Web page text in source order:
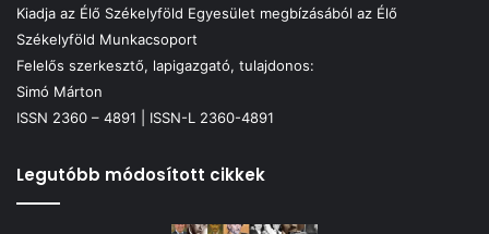
Kiadja az Élő Székelyföld Egyesület megbízásából az Élő
Székelyföld Munkacsoport
Felelős szerkesztő, lapigazgató, tulajdonos:
Simó Márton
ISSN 2360 – 4891 | ISSN-L 2360-4891
Legutóbb módosított cikkek